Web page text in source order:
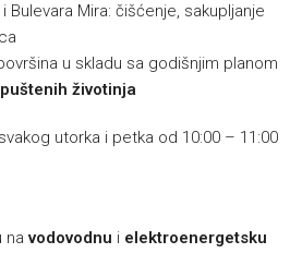
Mira: čišćenje, sakupljanje
u skladu sa godišnjim planom
životinja
utorka i petka od 10:00 – 11:00
navodovodnu i elektroenergetsku